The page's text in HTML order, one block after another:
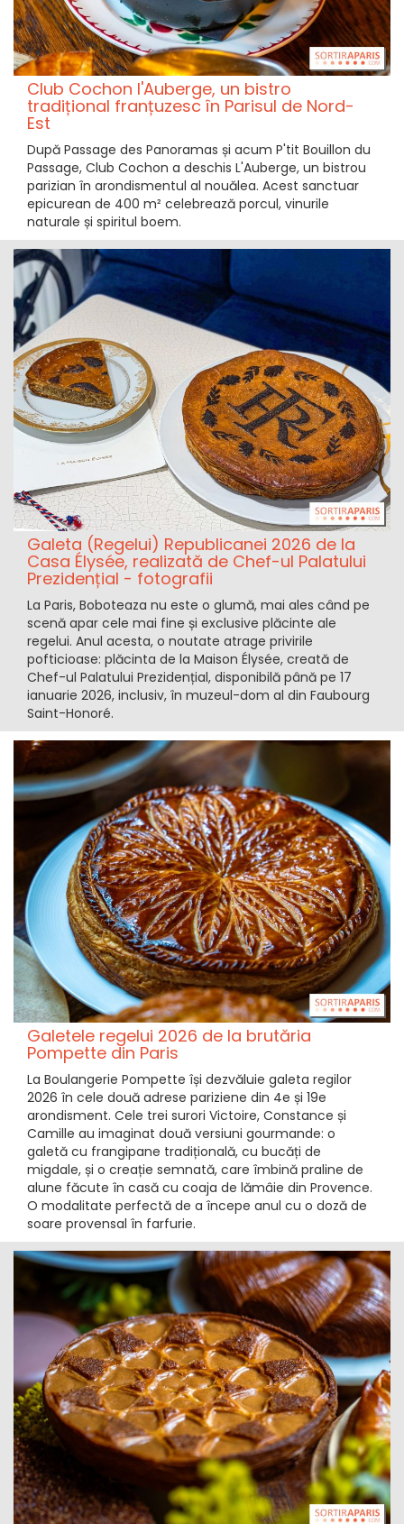
Club Cochon l'Auberge, un bistro
tradițional franțuzesc în Parisul de Nord-
Est
După Passage des Panoramas și acum P'tit Bouillon du
Passage, Club Cochon a deschis L'Auberge, un bistrou
parizian în arondismentul al nouălea. Acest sanctuar
epicurean de 400 m² celebrează porcul, vinurile
naturale și spiritul boem.
Galeta (Regelui) Republicanei 2026 de la
Casa Élysée, realizată de Chef-ul Palatului
Prezidențial - fotografii
La Paris, Boboteaza nu este o glumă, mai ales când pe
scenă apar cele mai fine și exclusive plăcinte ale
regelui. Anul acesta, o noutate atrage privirile
pofticioase: plăcinta de la Maison Élysée, creată de
Chef-ul Palatului Prezidențial, disponibilă până pe 17
ianuarie 2026, inclusiv, în muzeul-dom al din Faubourg
Saint-Honoré.
Galetele regelui 2026 de la brutăria
Pompette din Paris
La Boulangerie Pompette își dezvăluie galeta regilor
2026 în cele două adrese pariziene din 4e și 19e
arondisment. Cele trei surori Victoire, Constance și
Camille au imaginat două versiuni gourmande: o
galetă cu frangipane tradițională, cu bucăți de
migdale, și o creație semnată, care îmbină praline de
alune făcute în casă cu coaja de lămâie din Provence.
O modalitate perfectă de a începe anul cu o doză de
soare provensal în farfurie.